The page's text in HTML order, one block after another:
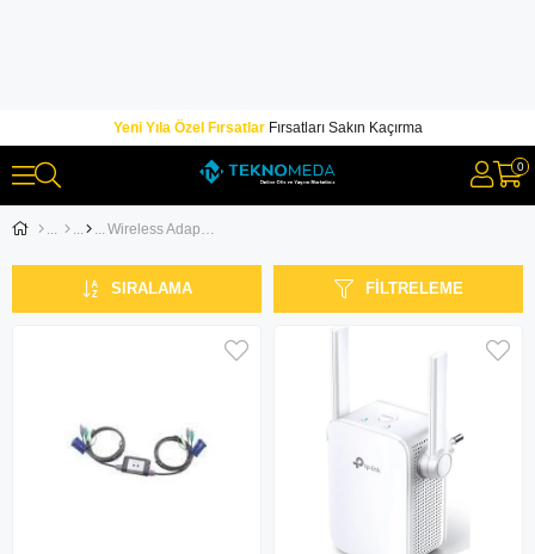
Yeni Yıla Özel FırsatlarFırsatları Sakın Kaçırma
0
Wireless Adaptörler
FILTRELEME
SIRALAMA